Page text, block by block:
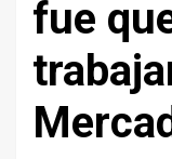
fue